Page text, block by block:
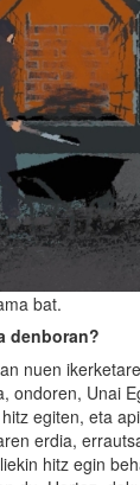
bat.
denboran?
nuen
ondoren, Unai
egiten, eta
erdia,
hitz egin